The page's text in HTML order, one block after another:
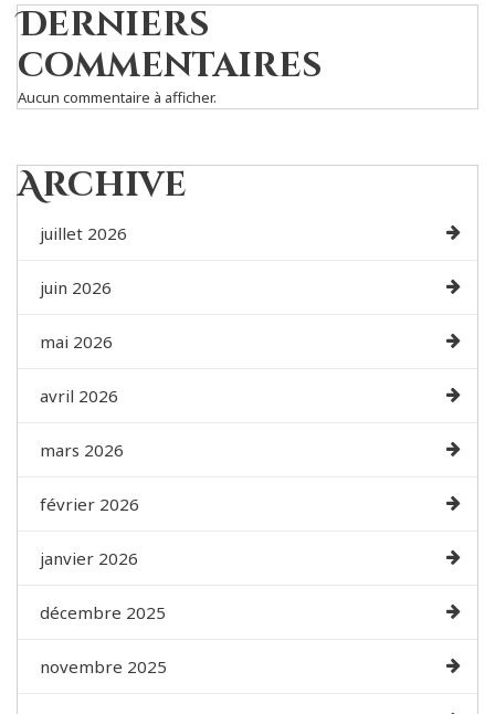
Derniers
commentaires
Aucun commentaire à afficher.
Archive
juillet 2026
juin 2026
mai 2026
avril 2026
mars 2026
février 2026
janvier 2026
décembre 2025
novembre 2025